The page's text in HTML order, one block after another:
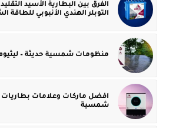
الفرق بين البطارية الأسيد
التوبلر الهندي الأنبوبي للطاقة
منظومات شمسية حديثة –
افضل ماركات وعلامات بطاريات
شمسية